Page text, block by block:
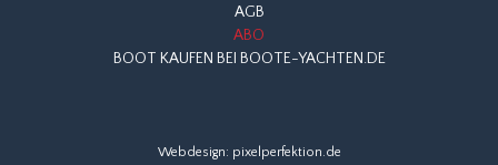
AGB
ABO
BOOT KAUFEN BEI BOOTE-YACHTEN.DE
Webdesign: pixelperfektion.de